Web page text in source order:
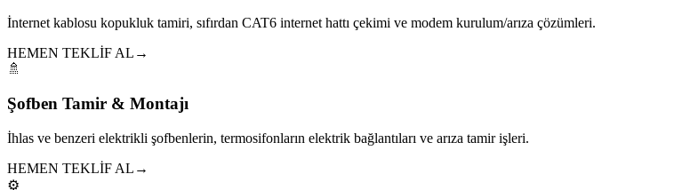
İnternet kablosu kopukluk tamiri, sıfırdan CAT6 internet hattı çekimi ve modem kurulum/arıza çözümleri.
HEMEN TEKLİF AL →
🚿
Şofben Tamir & Montajı
İhlas ve benzeri elektrikli şofbenlerin, termosifonların elektrik bağlantıları ve arıza tamir işleri.
HEMEN TEKLİF AL →
⚙️